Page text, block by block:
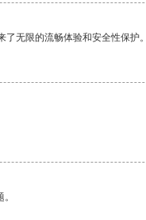
了无限的流畅体验和安全性保护